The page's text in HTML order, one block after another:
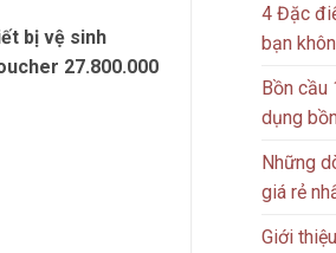
bị vệ sinh
27.800.000
4 Đặc
bạn
Bồn cầu
dụng
Những
giá rẻ
Giới